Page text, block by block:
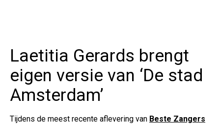
Laetitia Gerards brengt
eigen versie van ‘De stad
Amsterdam’
Tijdens de meest recente aflevering van Beste Zangers